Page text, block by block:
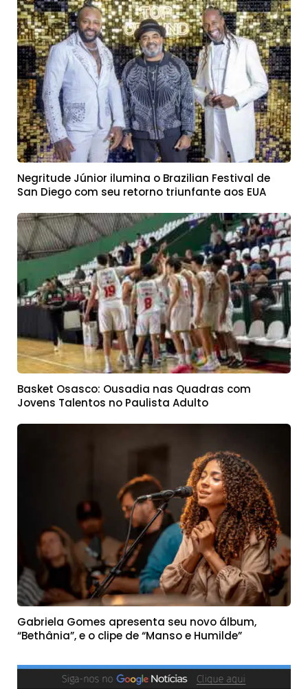
Negritude Júnior ilumina o Brazilian Festival de
San Diego com seu retorno triunfante aos EUA
Basket Osasco: Ousadia nas Quadras com
Jovens Talentos no Paulista Adulto
Gabriela Gomes apresenta seu novo álbum,
“Bethânia”, e o clipe de “Manso e Humilde”